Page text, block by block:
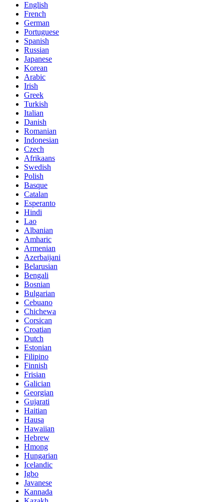
English
French
German
Portuguese
Spanish
Russian
Japanese
Korean
Arabic
Irish
Greek
Turkish
Italian
Danish
Romanian
Indonesian
Czech
Afrikaans
Swedish
Polish
Basque
Catalan
Esperanto
Hindi
Lao
Albanian
Amharic
Armenian
Azerbaijani
Belarusian
Bengali
Bosnian
Bulgarian
Cebuano
Chichewa
Corsican
Croatian
Dutch
Estonian
Filipino
Finnish
Frisian
Galician
Georgian
Gujarati
Haitian
Hausa
Hawaiian
Hebrew
Hmong
Hungarian
Icelandic
Igbo
Javanese
Kannada